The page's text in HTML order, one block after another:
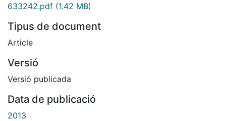
633242.pdf (1.42 MB)
Tipus de document
Article
Versió
Versió publicada
Data de publicació
2013